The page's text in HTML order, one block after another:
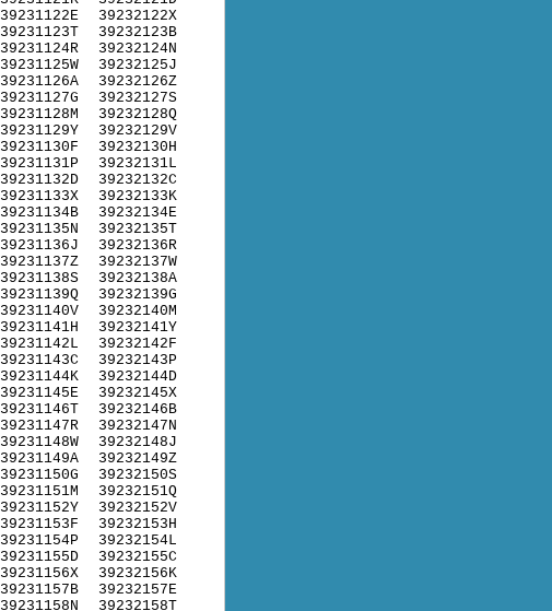
39231122E
39231123T
39231124R
39231125W
39231126A
39231127G
39231128M
39231129Y
39231130F
39231131P
39231132D
39231133X
39231134B
39231135N
39231136J
39231137Z
39231138S
39231139Q
39231140V
39231141H
39231142L
39231143C
39231144K
39231145E
39231146T
39231147R
39231148W
39231149A
39231150G
39231151M
39231152Y
39231153F
39231154P
39231155D
39231156X
39231157B
39231158N
39232122X
39232123B
39232124N
39232125J
39232126Z
39232127S
39232128Q
39232129V
39232130H
39232131L
39232132C
39232133K
39232134E
39232135T
39232136R
39232137W
39232138A
39232139G
39232140M
39232141Y
39232142F
39232143P
39232144D
39232145X
39232146B
39232147N
39232148J
39232149Z
39232150S
39232151Q
39232152V
39232153H
39232154L
39232155C
39232156K
39232157E
39232158T